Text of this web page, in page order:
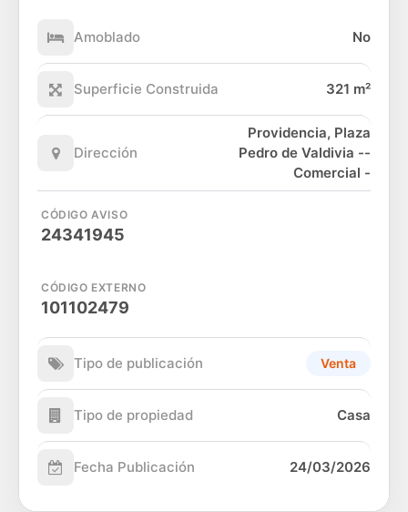
Amoblado No
Superficie Construida 321 m²
Dirección
Providencia, Plaza
Pedro de Valdivia --
Comercial -
CÓDIGO AVISO
24341945
CÓDIGO EXTERNO
101102479
Tipo de publicación Venta
Tipo de propiedad Casa
Fecha Publicación 24/03/2026